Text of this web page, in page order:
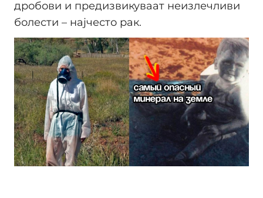
дробови и предизвикуваат неизлечливи
болести – најчесто рак.